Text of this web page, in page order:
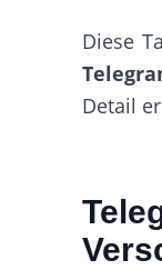
Diese
Detail